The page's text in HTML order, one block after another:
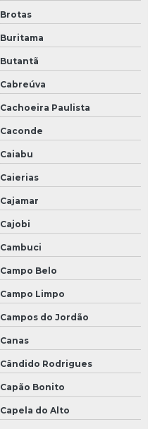
Brotas
Buritama
Butantã
Cabreúva
Cachoeira Paulista
Caconde
Caiabu
Caierias
Cajamar
Cajobi
Cambuci
Campo Belo
Campo Limpo
Campos do Jordão
Canas
Cândido Rodrigues
Capão Bonito
Capela do Alto